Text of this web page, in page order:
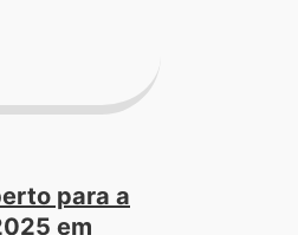
para a
em